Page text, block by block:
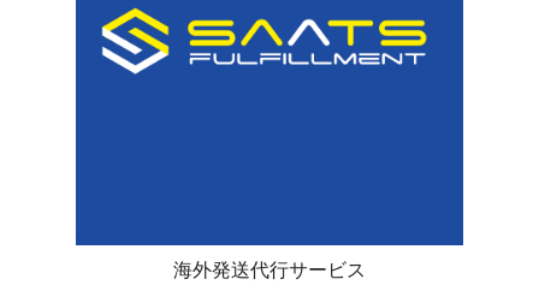
海外発送代行サービス